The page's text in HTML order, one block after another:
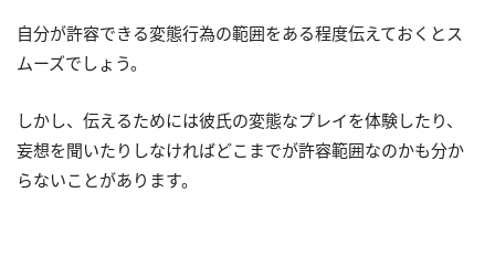
自分が許容できる変態行為の範囲をある程度伝えておくとス
ムーズでしょう。
しかし、伝えるためには彼氏の変態なプレイを体験したり、
妄想を聞いたりしなければどこまでが許容範囲なのかも分か
らないことがあります。